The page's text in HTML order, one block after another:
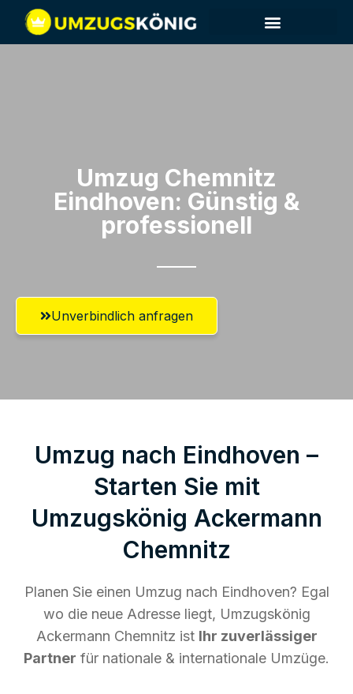
Umzug Chemnitz​
Eindhoven: Günstig &
professionell​
Unverbindlich anfragen
Umzug nach Eindhoven –
Starten Sie mit
Umzugskönig Ackermann
Chemnitz
Planen Sie einen Umzug nach Eindhoven? Egal
wo die neue Adresse liegt, Umzugskönig
Ackermann Chemnitz ist Ihr zuverlässiger
Partner für nationale & internationale Umzüge.